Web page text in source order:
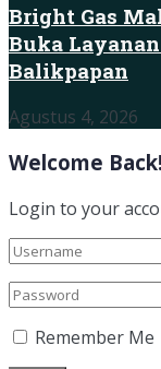
Bright Gas
Buka
Balikpapan
Agustus 4, 2026
Welcome Back!
Login to your
Remember Me